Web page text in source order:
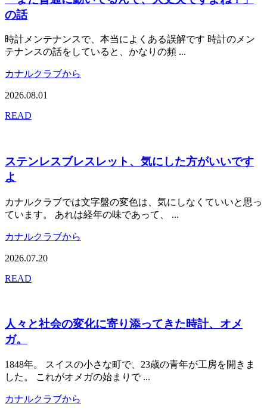
の話
時計メンテナンスで、本当によくある誤解です 時計のメン
テナンスの話をしていると、かなりの頻 ...
カナルクラブから
2026.08.01
READ
ステンレスブレスレット、気にした方がいいです
よ
カナルクラブでは文字盤の変色は、気にしなくていいと思っ
ています。 あれは経年の味であって、 ...
カナルクラブから
2026.07.20
READ
人々と社会の変化に寄り添ってきた時計、オメ
ガ。
1848年。 スイスの小さな町で、23歳の青年が工房を開きま
した。 これがオメガの始まりで ...
カナルクラブから